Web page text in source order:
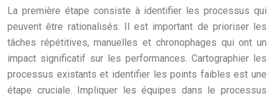
La première étape consiste à identifier les processus qui
peuvent être rationalisés. Il est important de prioriser les
tâches répétitives, manuelles et chronophages qui ont un
impact significatif sur les performances. Cartographier les
processus existants et identifier les points faibles est une
étape cruciale. Impliquer les équipes dans le processus